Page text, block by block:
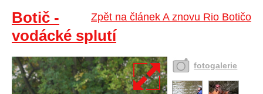
Zpět na článek A znovu Rio Botičo
Botič -
vodácké splutí
fotogalerie